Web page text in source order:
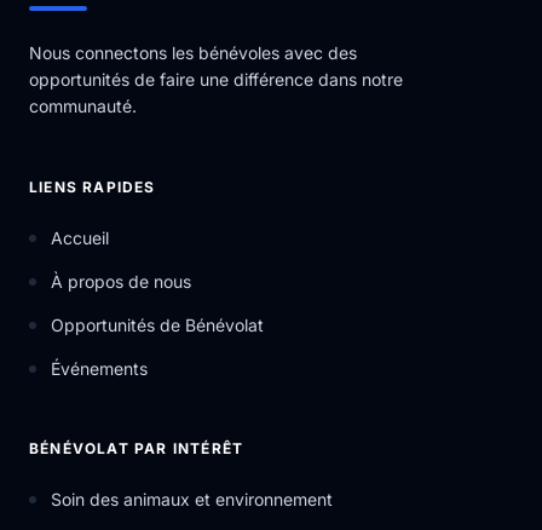
Nous connectons les bénévoles avec des
opportunités de faire une différence dans notre
communauté.
LIENS RAPIDES
Accueil
À propos de nous
Opportunités de Bénévolat
Événements
BÉNÉVOLAT PAR INTÉRÊT
Soin des animaux et environnement